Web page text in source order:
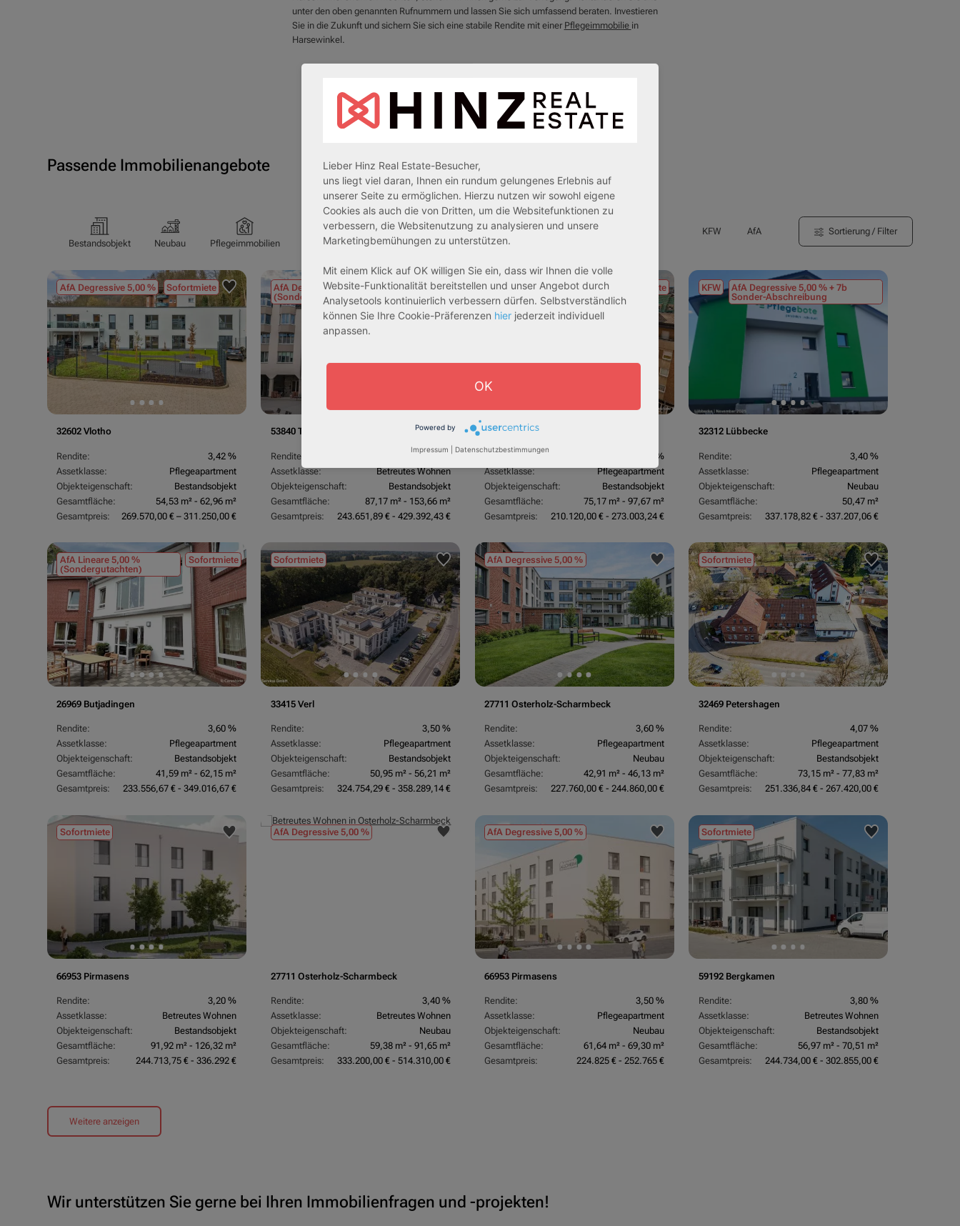
unter den oben genannten Rufnummern und lassen Sie sich umfassend beraten. Investieren
Sie in die Zukunft und sichern Sie sich eine stabile Rendite mit einer Pflegeimmobilie in
Harsewinkel.
Passende Immobilienangebote
Bestandsobjekt Neubau Pflegeimmobilien Pflegeapartments Senioren-/Betreutes Wohnen
KFW AfA Sortierung / Filter
AfA Degressive 5,00 % Sofortmiete
32602 Vlotho
Rendite:
3,42 %
Assetklasse:
Pflegeapartment
Objekteigenschaft:
Bestandsobjekt
Gesamtfläche:
54,53 m² - 62,96 m²
Gesamtpreis:
269.570,00 € – 311.250,00 €
AfA Degressive 5,00 %
(Sondergutachten)
Sofortmiete
53840 Troisdorf
Rendite:
3,70 %
Assetklasse:
Betreutes Wohnen
Objekteigenschaft:
Bestandsobjekt
Gesamtfläche:
87,17 m² - 153,66 m²
Gesamtpreis:
243.651,89 € - 429.392,43 €
AfA Lineare 5,00 %
(Sondergutachten)
Sofortmiete
53840 Troisdorf
Rendite:
3,70 %
Assetklasse:
Pflegeapartment
Objekteigenschaft:
Bestandsobjekt
Gesamtfläche:
75,17 m² - 97,67 m²
Gesamtpreis:
210.120,00 € - 273.003,24 €
KFW
AfA Degressive 5,00 % + 7b
Sonder-Abschreibung
32312 Lübbecke
Rendite:
3,40 %
Assetklasse:
Pflegeapartment
Objekteigenschaft:
Neubau
Gesamtfläche:
50,47 m²
Gesamtpreis:
337.178,82 € - 337.207,06 €
AfA Lineare 5,00 %
(Sondergutachten)
Sofortmiete
26969 Butjadingen
Rendite:
3,60 %
Assetklasse:
Pflegeapartment
Objekteigenschaft:
Bestandsobjekt
Gesamtfläche:
41,59 m² - 62,15 m²
Gesamtpreis:
233.556,67 € - 349.016,67 €
Sofortmiete
33415 Verl
Rendite:
3,50 %
Assetklasse:
Pflegeapartment
Objekteigenschaft:
Bestandsobjekt
Gesamtfläche:
50,95 m² - 56,21 m²
Gesamtpreis:
324.754,29 € - 358.289,14 €
AfA Degressive 5,00 %
27711 Osterholz-Scharmbeck
Rendite:
3,60 %
Assetklasse:
Pflegeapartment
Objekteigenschaft:
Neubau
Gesamtfläche:
42,91 m² - 46,13 m²
Gesamtpreis:
227.760,00 € - 244.860,00 €
Sofortmiete
32469 Petershagen
Rendite:
4,07 %
Assetklasse:
Pflegeapartment
Objekteigenschaft:
Bestandsobjekt
Gesamtfläche:
73,15 m² - 77,83 m²
Gesamtpreis:
251.336,84 € - 267.420,00 €
Sofortmiete
66953 Pirmasens
Rendite:
3,20 %
Assetklasse:
Betreutes Wohnen
Objekteigenschaft:
Bestandsobjekt
Gesamtfläche:
91,92 m² - 126,32 m²
Gesamtpreis:
244.713,75 € - 336.292 €
AfA Degressive 5,00 %
27711 Osterholz-Scharmbeck
Rendite:
3,40 %
Assetklasse:
Betreutes Wohnen
Objekteigenschaft:
Neubau
Gesamtfläche:
59,38 m² - 91,65 m²
Gesamtpreis:
333.200,00 € - 514.310,00 €
AfA Degressive 5,00 %
66953 Pirmasens
Rendite:
3,50 %
Assetklasse:
Pflegeapartment
Objekteigenschaft:
Neubau
Gesamtfläche:
61,64 m² - 69,30 m²
Gesamtpreis:
224.825 € - 252.765 €
Sofortmiete
59192 Bergkamen
Rendite:
3,80 %
Assetklasse:
Betreutes Wohnen
Objekteigenschaft:
Bestandsobjekt
Gesamtfläche:
56,97 m² - 70,51 m²
Gesamtpreis:
244.734,00 € - 302.855,00 €
Weitere anzeigen
Wir unterstützen Sie gerne bei Ihren Immobilienfragen und -projekten!
Lieber Hinz Real Estate-Besucher,
uns liegt viel daran, Ihnen ein rundum gelungenes Erlebnis auf
unserer Seite zu ermöglichen. Hierzu nutzen wir sowohl eigene
Cookies als auch die von Dritten, um die Websitefunktionen zu
verbessern, die Websitenutzung zu analysieren und unsere
Marketingbemühungen zu unterstützen.
Mit einem Klick auf OK willigen Sie ein, dass wir Ihnen die volle
Website-Funktionalität bereitstellen und unser Angebot durch
Analysetools kontinuierlich verbessern dürfen. Selbstverständlich
können Sie Ihre Cookie-Präferenzen hier jederzeit individuell
anpassen.
OK
Powered by
Impressum Datenschutzbestimmungen